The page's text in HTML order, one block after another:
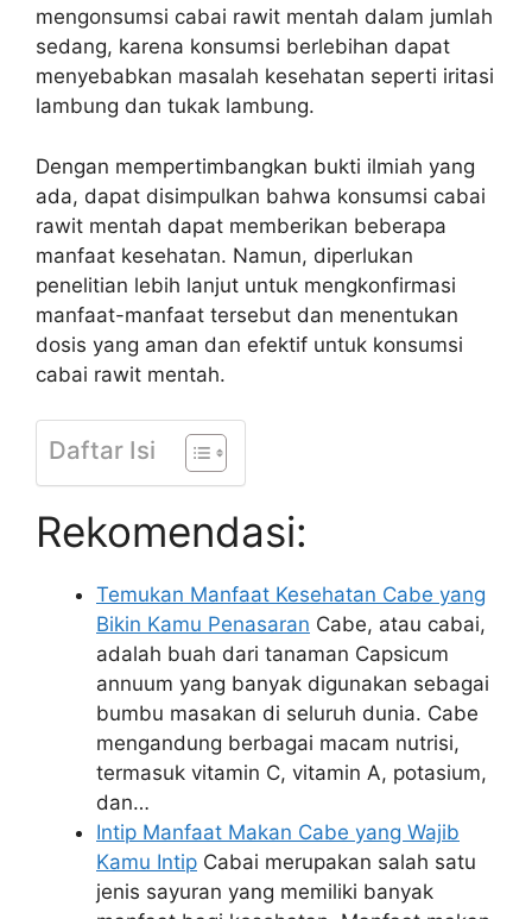
mengonsumsi cabai rawit mentah dalam jumlah
sedang, karena konsumsi berlebihan dapat
menyebabkan masalah kesehatan seperti iritasi
lambung dan tukak lambung.
Dengan mempertimbangkan bukti ilmiah yang
ada, dapat disimpulkan bahwa konsumsi cabai
rawit mentah dapat memberikan beberapa
manfaat kesehatan. Namun, diperlukan
penelitian lebih lanjut untuk mengkonfirmasi
manfaat-manfaat tersebut dan menentukan
dosis yang aman dan efektif untuk konsumsi
cabai rawit mentah.
Daftar Isi
Rekomendasi:
Temukan Manfaat Kesehatan Cabe yang
Bikin Kamu Penasaran Cabe, atau cabai,
adalah buah dari tanaman Capsicum
annuum yang banyak digunakan sebagai
bumbu masakan di seluruh dunia. Cabe
mengandung berbagai macam nutrisi,
termasuk vitamin C, vitamin A, potasium,
dan…
Intip Manfaat Makan Cabe yang Wajib
Kamu Intip Cabai merupakan salah satu
jenis sayuran yang memiliki banyak